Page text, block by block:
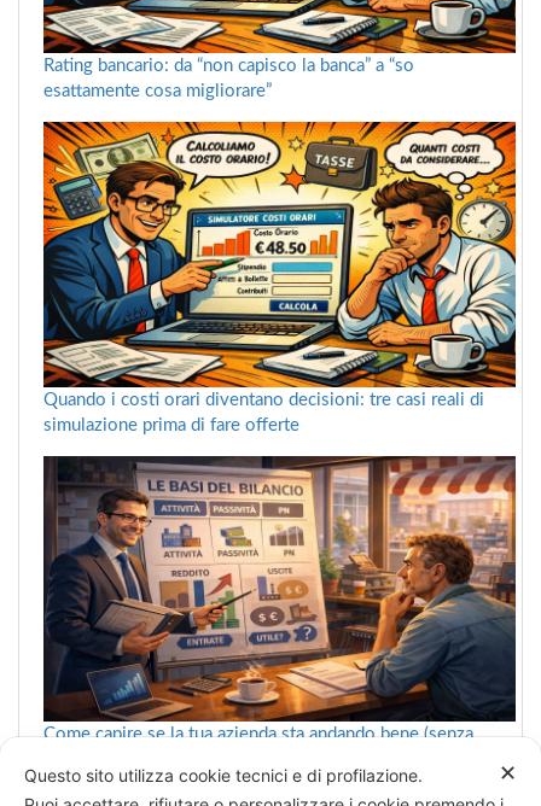
Rating bancario: da “non capisco la banca” a “so
esattamente cosa migliorare”
Quando i costi orari diventano decisioni: tre casi reali di
simulazione prima di fare offerte
Come capire se la tua azienda sta andando bene (senza
✕
Questo sito utilizza cookie tecnici e di profilazione.